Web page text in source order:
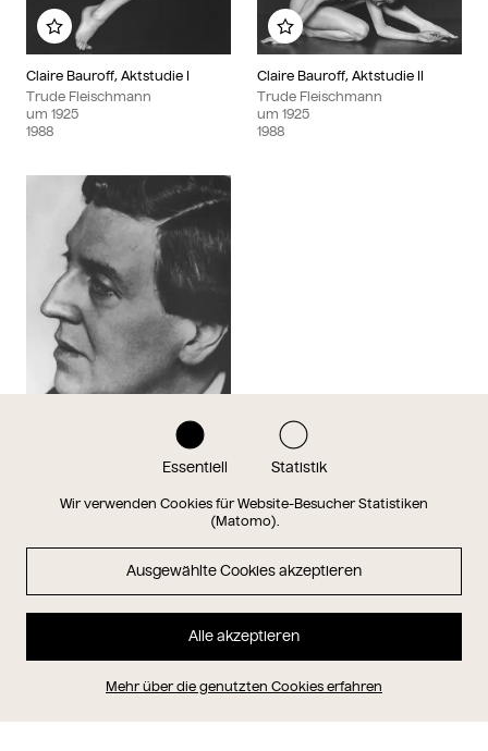
Essentiell Statistik
Wir verwenden Cookies für Website-Besucher Statistiken
(Matomo).
Ausgewählte Cookies akzeptieren
Alle akzeptieren
Mehr über die genutzten Cookies erfahren
Claire Bauroff, Aktstudie I
Trude Fleischmann
um 1925
1988
Zu meinem Album hinzufügen
Claire Bauroff, Aktstudie II
Trude Fleischmann
um 1925
1988
Zu meinem Album
Alban Berg (1885-1935),
Trude Fleischmann
Zu meinem Album hinzufügen
Wien Museum Online Sammlung